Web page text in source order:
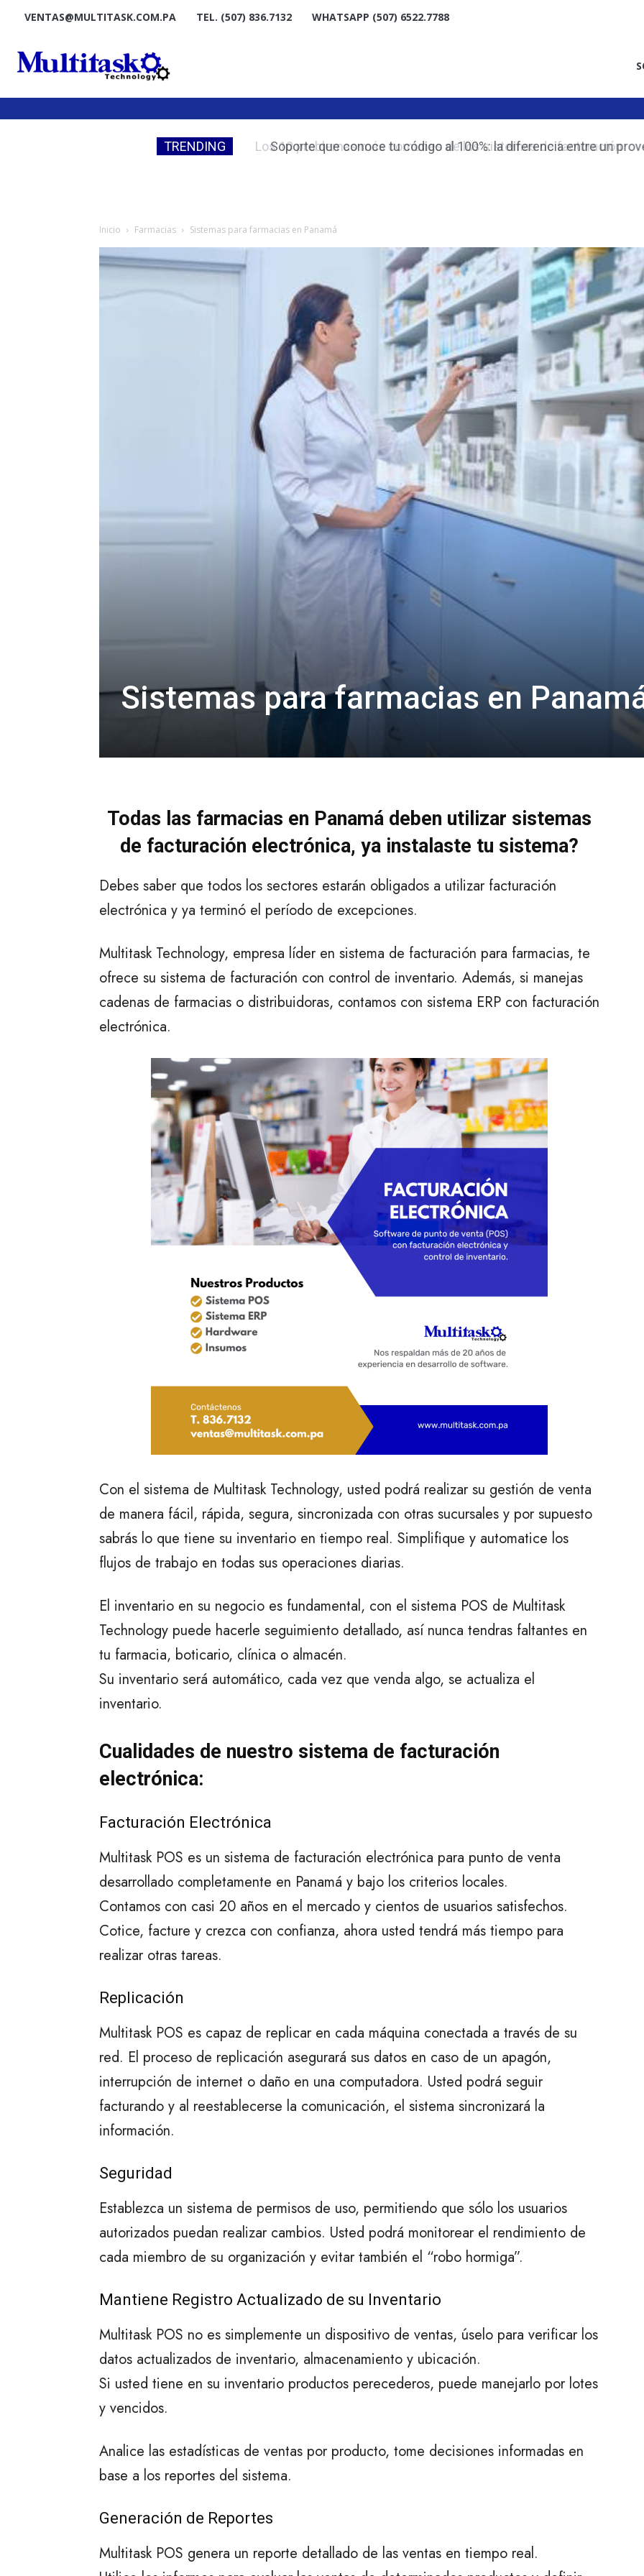
VENTAS@MULTITASK.COM.PA TEL. (507) 836.7132 WHATSAPP (507) 6522.7788
TRENDING Los 10 problemas más comunes de los sistemas de facturación
Inicio Farmacias Sistemas para farmacias en Panamá
Sistemas para farmacias en
Todas las farmacias en Panamá deben utilizar sistemas
de facturación electrónica, ya instalaste tu sistema?
Debes saber que todos los sectores estarán obligados a utilizar facturación
electrónica y ya terminó el período de excepciones.
Multitask Technology, empresa líder en sistema de facturación para farmacias, te
ofrece su sistema de facturación con control de inventario. Además, si manejas
cadenas de farmacias o distribuidoras, contamos con sistema ERP con facturación
electrónica.
Con el sistema de Multitask Technology, usted podrá realizar su gestión de venta
de manera fácil, rápida, segura, sincronizada con otras sucursales y por supuesto
sabrás lo que tiene su inventario en tiempo real. Simplifique y automatice los
flujos de trabajo en todas sus operaciones diarias.
El inventario en su negocio es fundamental, con el sistema POS de Multitask
Technology puede hacerle seguimiento detallado, así nunca tendras faltantes en
tu farmacia, boticario, clínica o almacén.
Su inventario será automático, cada vez que venda algo, se actualiza el
inventario.
Cualidades de nuestro sistema de facturación
electrónica:
Facturación Electrónica
Multitask POS es un sistema de facturación electrónica para punto de venta
desarrollado completamente en Panamá y bajo los criterios locales.
Contamos con casi 20 años en el mercado y cientos de usuarios satisfechos.
Cotice, facture y crezca con confianza, ahora usted tendrá más tiempo para
realizar otras tareas.
Replicación
Multitask POS es capaz de replicar en cada máquina conectada a través de su
red. El proceso de replicación asegurará sus datos en caso de un apagón,
interrupción de internet o daño en una computadora. Usted podrá seguir
facturando y al reestablecerse la comunicación, el sistema sincronizará la
información.
Seguridad
Establezca un sistema de permisos de uso, permitiendo que sólo los usuarios
autorizados puedan realizar cambios. Usted podrá monitorear el rendimiento de
cada miembro de su organización y evitar también el “robo hormiga”.
Mantiene Registro Actualizado de su Inventario
Multitask POS no es simplemente un dispositivo de ventas, úselo para verificar los
datos actualizados de inventario, almacenamiento y ubicación.
Si usted tiene en su inventario productos perecederos, puede manejarlo por lotes
y vencidos.
Analice las estadísticas de ventas por producto, tome decisiones informadas en
base a los reportes del sistema.
Generación de Reportes
Multitask POS genera un reporte detallado de las ventas en tiempo real.